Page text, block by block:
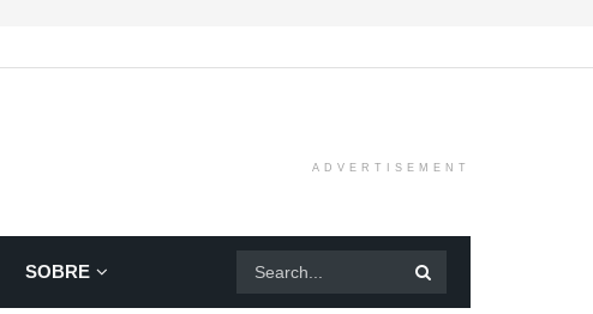
ADVERTISEMENT
SOBRE